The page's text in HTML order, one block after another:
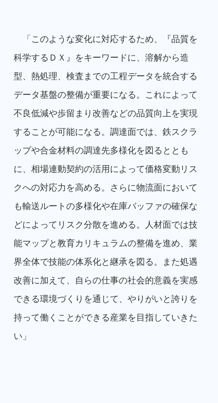
「このような変化に対応するため、『品質を
科学するＤＸ』をキーワードに、溶解から造
型、熱処理、検査までの工程データを統合する
データ基盤の整備が重要になる。これによって
不良低減や歩留まり改善などの品質向上を実現
することが可能になる。調達面では、鉄スクラ
ップや合金材料の調達先多様化を図るととも
に、相場連動契約の活用によって価格変動リス
クへの対応力を高める。さらに物流面において
も輸送ルートの多様化や在庫バッファの確保な
どによってリスク分散を進める。人材面では技
能マップと教育カリキュラムの整備を進め、業
界全体で技能の体系化と継承を図る。また処遇
改善に加えて、自らの仕事の社会的意義を実感
できる環境づくりを通じて、やりがいと誇りを
持って働くことができる産業を目指していきた
い」